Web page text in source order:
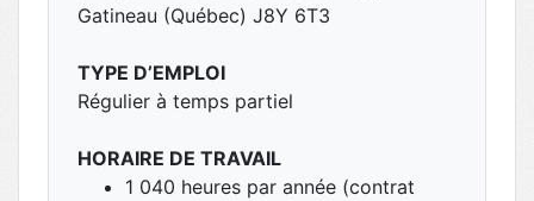
Gatineau (Québec) J8Y 6T3
TYPE D’EMPLOI
Régulier à temps partiel
HORAIRE DE TRAVAIL
1 040 heures par année (contrat